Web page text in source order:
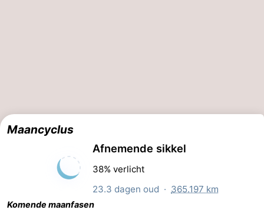
Maancyclus
Afnemende sikkel
38% verlicht
23.3 dagen oud · 365.197 km
Komende maanfasen